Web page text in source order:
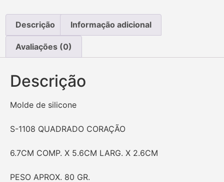
Descrição Informação adicional
Avaliações (0)
Descrição
Molde de silicone
S-1108 QUADRADO CORAÇÃO
6.7CM COMP. X 5.6CM LARG. X 2.6CM
PESO APROX. 80 GR.